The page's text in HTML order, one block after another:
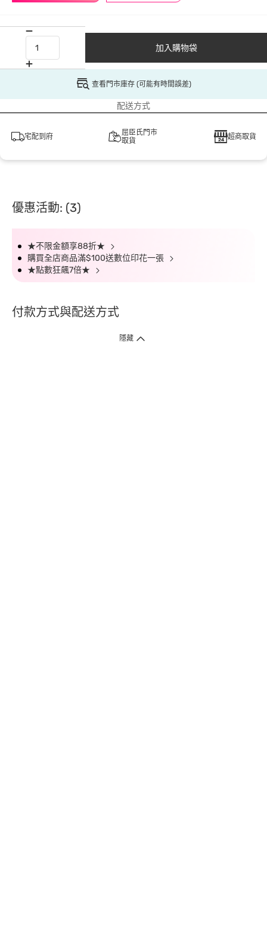
加入購物袋
查看門市庫存 (可能有時間誤差)
配送方式
宅配到府
屈臣氏門市
取貨
超商取貨
優惠活動: (3)
★不限金額享88折★
購買全店商品滿$100送數位印花一張
★點數狂飆7倍★
付款方式與配送方式
隱藏